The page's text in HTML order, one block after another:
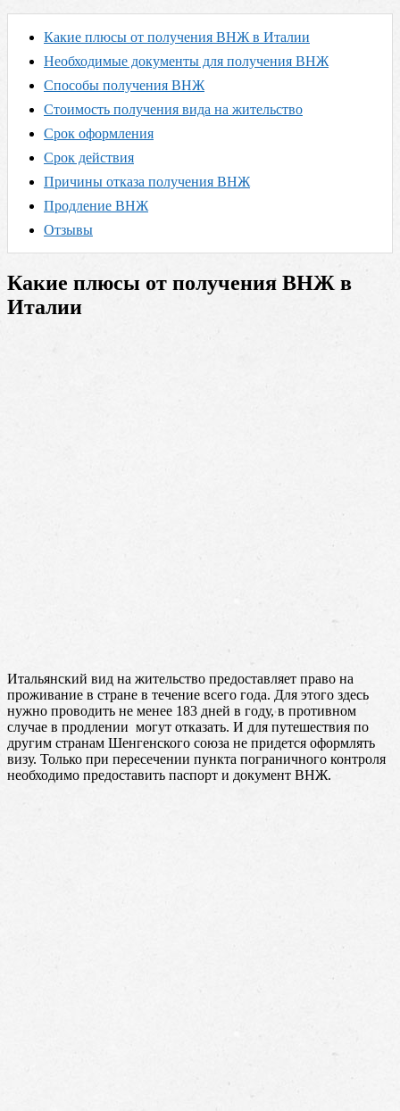
Какие плюсы от получения ВНЖ в Италии
Необходимые документы для получения ВНЖ
Способы получения ВНЖ
Стоимость получения вида на жительство
Срок оформления
Срок действия
Причины отказа получения ВНЖ
Продление ВНЖ
Отзывы
Какие плюсы от получения ВНЖ в
Италии
Итальянский вид на жительство предоставляет право на
проживание в стране в течение всего года. Для этого здесь
нужно проводить не менее 183 дней в году, в противном
случае в продлении могут отказать. И для путешествия по
другим странам Шенгенского союза не придется оформлять
визу. Только при пересечении пункта пограничного контроля
необходимо предоставить паспорт и документ ВНЖ.